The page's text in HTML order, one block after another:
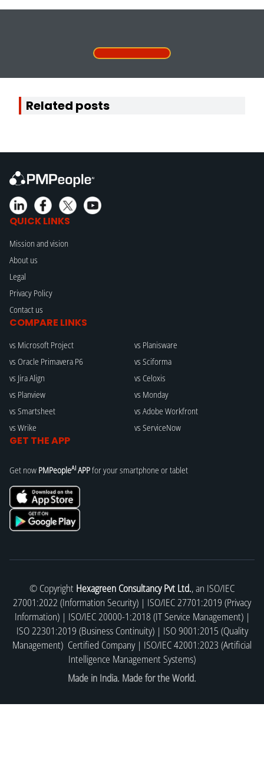
Related posts
QUICK LINKS
Mission and vision
About us
Legal
Privacy Policy
Contact us
COMPARE LINKS
vs Microsoft Project
vs Oracle Primavera P6
vs Jira Align
vs Planview
vs Smartsheet
vs Wrike
vs Planisware
vs Sciforma
vs Celoxis
vs Monday
vs Adobe Workfront
vs ServiceNow
GET THE APP
Get now PMPeopleAI APPfor your smartphone or tablet
© Copyright Hexagreen Consultancy Pvt Ltd., an ISO/IEC
27001:2022 (Information Security) | ISO/IEC 27701:2019 (Privacy
Information) | ISO/IEC 20000-1:2018 (IT Service Management) |
ISO 22301:2019 (Business Continuity) | ISO 9001:2015 (Quality
Management) Certified Company | ISO/IEC 42001:2023 (Artificial
Intelligence Management Systems)
Made in India. Made for the World.